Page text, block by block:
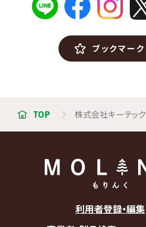
ブックマーク
TOP 株式会社キーテック
利用者登録・編集